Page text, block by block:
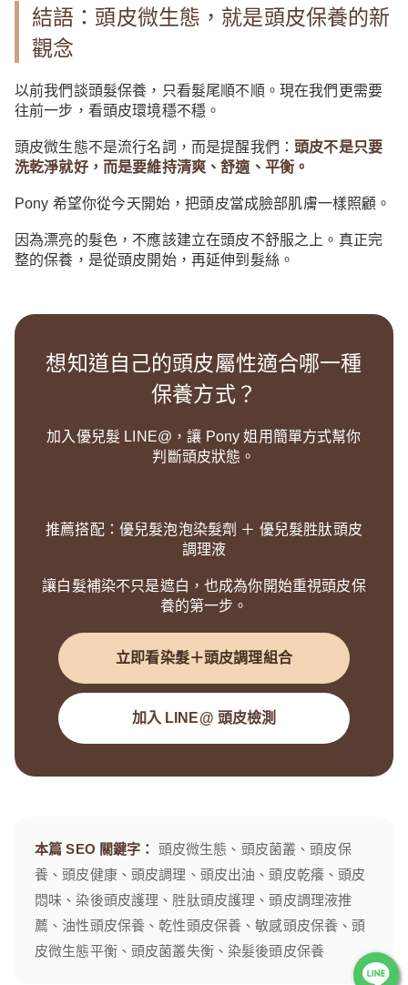
結語：頭皮微生態，就是頭皮保養的新
觀念
以前我們談頭髮保養，只看髮尾順不順。現在我們更需要
往前一步，看頭皮環境穩不穩。
頭皮微生態不是流行名詞，而是提醒我們：頭皮不是只要
洗乾淨就好，而是要維持清爽、舒適、平衡。
Pony 希望你從今天開始，把頭皮當成臉部肌膚一樣照顧。
因為漂亮的髮色，不應該建立在頭皮不舒服之上。真正完
整的保養，是從頭皮開始，再延伸到髮絲。
想知道自己的頭皮屬性適合哪一種
保養方式？
加入優兒髮 LINE@，讓 Pony 姐用簡單方式幫你
判斷頭皮狀態。
推薦搭配：優兒髮泡泡染髮劑 ＋ 優兒髮胜肽頭皮
調理液
讓白髮補染不只是遮白，也成為你開始重視頭皮保
養的第一步。
立即看染髮＋頭皮調理組合
加入 LINE@ 頭皮檢測
本篇 SEO 關鍵字：
頭皮微生態、頭皮菌叢、頭皮保
養、頭皮健康、頭皮調理、頭皮出油、頭皮乾癢、頭皮
悶味、染後頭皮護理、胜肽頭皮護理、頭皮調理液推
薦、油性頭皮保養、乾性頭皮保養、敏感頭皮保養、頭
皮微生態平衡、頭皮菌叢失衡、染髮後頭皮保養